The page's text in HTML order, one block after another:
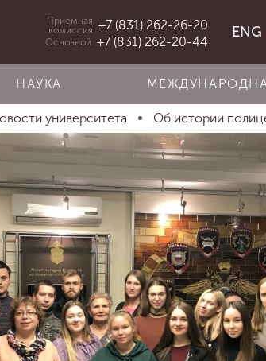
Приемная
комиссия +7 (831) 262-26-20
Основной +7 (831) 262-20-44
ENG
НАУКА
университета Об истории